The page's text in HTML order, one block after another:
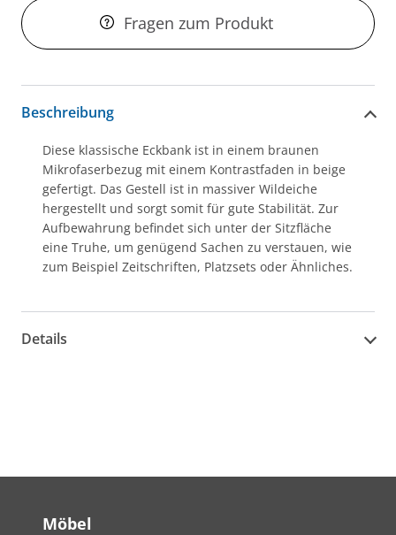
Fragen zum Produkt
Beschreibung
Diese klassische Eckbank ist in einem braunen
Mikrofaserbezug mit einem Kontrastfaden in beige
gefertigt. Das Gestell ist in massiver Wildeiche
hergestellt und sorgt somit für gute Stabilität. Zur
Aufbewahrung befindet sich unter der Sitzfläche
eine Truhe, um genügend Sachen zu verstauen, wie
zum Beispiel Zeitschriften, Platzsets oder Ähnliches.
Details
Möbel